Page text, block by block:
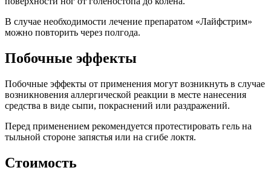
В случае необходимости лечение препаратом «Лайфстрим»
можно повторить через полгода.
Побочные эффекты
Побочные эффекты от применения могут возникнуть в случае
возникновения аллергической реакции в месте нанесения
средства в виде сыпи, покраснений или раздражений.
Перед применением рекомендуется протестировать гель на
тыльной стороне запястья или на сгибе локтя.
Стоимость